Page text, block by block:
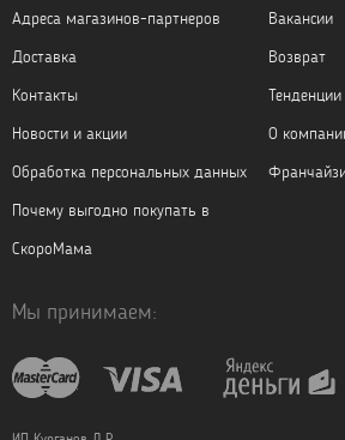
Адреса магазинов-партнеров
Вакансии
Доставка
Возврат
Контакты
Тенденции
Новости и акции
О
Обработка персональных данных
Почему выгодно покупать в
СкороМама
Мы принимаем: